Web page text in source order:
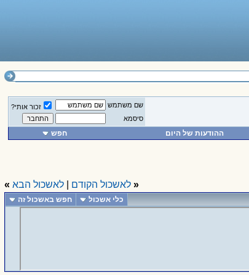
שם משתמש
זכור אותי?
סיסמא
ההודעות של היום חפש
« לאשכול הקודם לאשכול הבא »
כלי אשכול חפש באשכול זה